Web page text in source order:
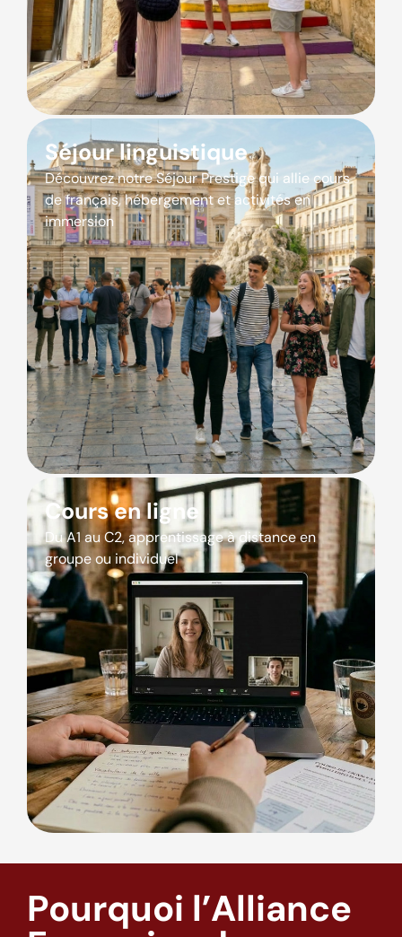
Séjour linguistique
Découvrez notre Séjour Prestige qui allie cours
de français, hébergement et activités en
immersion
Cours en ligne
Du A1 au C2, apprentissage à distance en
groupe ou individuel
Pourquoi l’Alliance